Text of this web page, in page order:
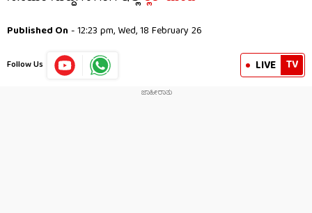
Published On - 12:23 pm, Wed, 18 February 26
Follow Us LIVE TV